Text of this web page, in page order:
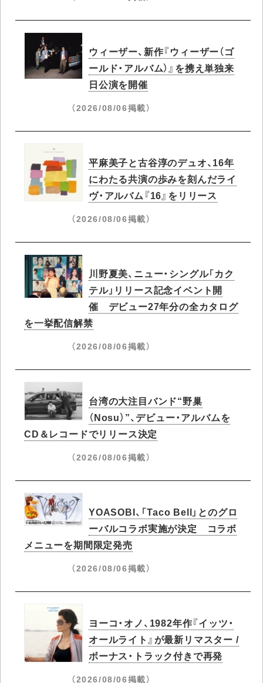
ウィーザー、新作『ウィーザー（ゴ
ールド・アルバム）』を携え単独来
日公演を開催
（2026/08/06掲載）
平麻美子と古谷淳のデュオ、16年
にわたる共演の歩みを刻んだライ
ヴ・アルバム『16』をリリース
（2026/08/06掲載）
川野夏美、ニュー・シングル「カク
テル」リリース記念イベント開
催 デビュー27年分の全カタログ
を一挙配信解禁
（2026/08/06掲載）
台湾の大注目バンド“野巢
（Nosu）”、デビュー・アルバムを
CD＆レコードでリリース決定
（2026/08/06掲載）
YOASOBI、「Taco Bell」とのグロ
ーバルコラボ実施が決定 コラボ
メニューを期間限定発売
（2026/08/06掲載）
ヨーコ・オノ、1982年作『イッツ・
オールライト』が最新リマスター /
ボーナス・トラック付きで再発
（2026/08/06掲載）